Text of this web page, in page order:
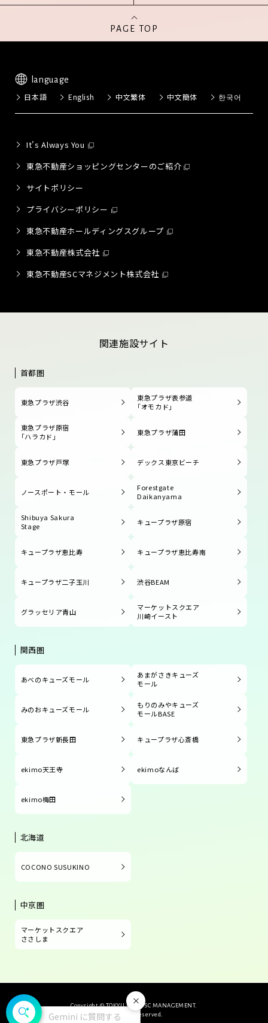
Gemini に質問する
閉じる
PAGE TOP
language
日本語 English 中文繁体 中文簡体 한국어
It's Always You
東急不動産ショッピングセンターのご紹介
サイトポリシー
プライバシーポリシー
東急不動産ホールディングスグループ
東急不動産株式会社
東急不動産SCマネジメント株式会社
関連施設サイト
首都圏
東急プラザ渋谷
東急プラザ表参道
「オモカド」
東急プラザ原宿
「ハラカド」
東急プラザ蒲田
東急プラザ戸塚 デックス東京ビーチ
ノースポート・モール
Forestgate
Daikanyama
Shibuya Sakura
Stage
キュープラザ原宿
キュープラザ恵比寿 キュープラザ恵比寿南
キュープラザ二子玉川 渋谷BEAM
グラッセリア青山
マーケットスクエア
川崎イースト
関西圏
あべのキューズモール
あまがさきキューズ
モール
みのおキューズモール
もりのみやキューズ
モールBASE
東急プラザ新長田 キュープラザ心斎橋
ekimo天王寺 ekimoなんば
ekimo梅田
北海道
COCONO SUSUKINO
中京圏
マーケットスクエア
ささしま
Copyright © TOKYU LAND SC MANAGEMENT.
All Rights Reserved.